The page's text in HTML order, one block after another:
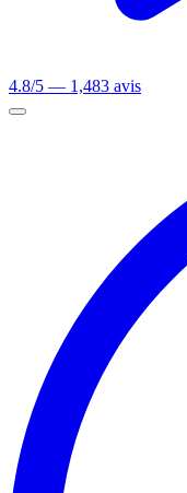
4.8/5 — 1,483 avis
Ouvrir le menu